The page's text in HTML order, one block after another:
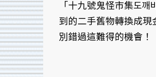
「十九號鬼怪市集도
到的二手舊物轉換成
別錯過這難得的機會！